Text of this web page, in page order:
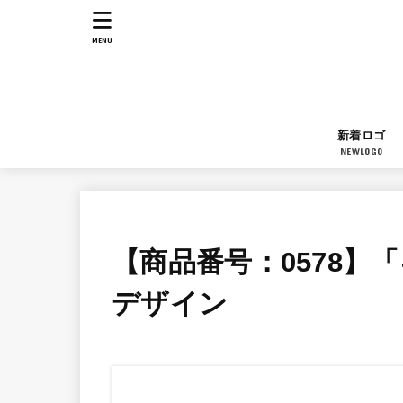
新着ロゴ
NEWLOGO
MENU
【商品番号：0578】
デザイン